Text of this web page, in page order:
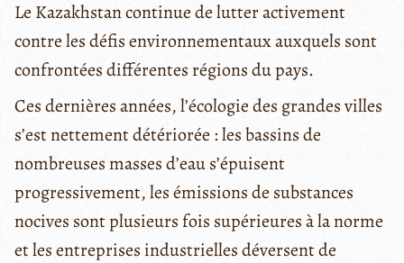
Le Kazakhstan continue de lutter activement
contre les défis environnementaux auxquels sont
confrontées différentes régions du pays.
Ces dernières années, l’écologie des grandes villes
s’est nettement détériorée : les bassins de
nombreuses masses d’eau s’épuisent
progressivement, les émissions de substances
nocives sont plusieurs fois supérieures à la norme
et les entreprises industrielles déversent de